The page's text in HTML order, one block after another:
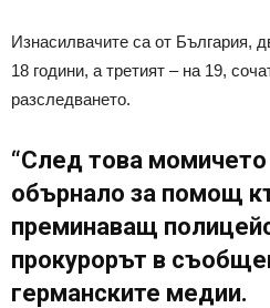
Изнасилвачите са от България,
18 години, а третият – на 19,
разследването.
“След това момичето
обърнало за помощ
преминаващ
прокурорът в
германските медии.